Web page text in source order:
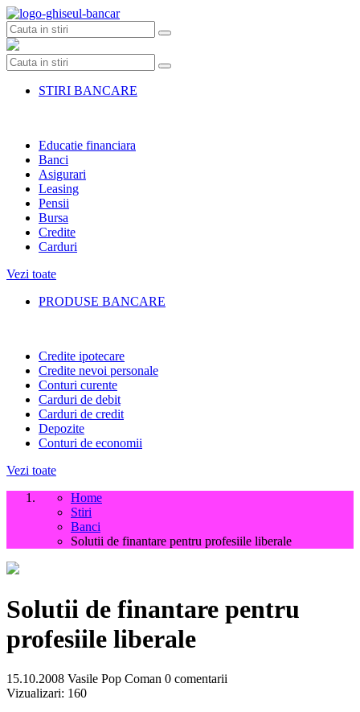
Skip
to
content
STIRI BANCARE
Educatie financiara
Banci
Asigurari
Leasing
Pensii
Bursa
Credite
Carduri
Vezi toate
PRODUSE BANCARE
Credite ipotecare
Credite nevoi personale
Conturi curente
Carduri de debit
Carduri de credit
Depozite
Conturi de economii
Vezi toate
Home
Stiri
Banci
Solutii de finantare pentru profesiile liberale
Solutii de finantare pentru
profesiile liberale
15.10.2008 Vasile Pop Coman 0 comentarii
Vizualizari: 160